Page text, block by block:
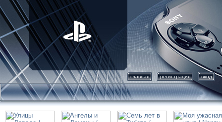
главная регистрация вход